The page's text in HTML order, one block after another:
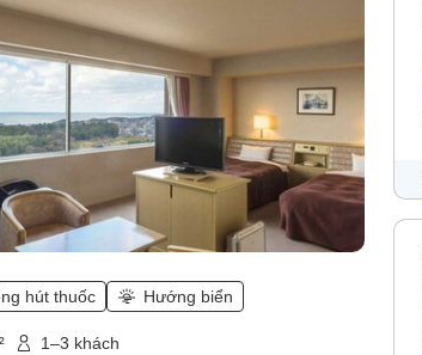
hút thuốc Hướng biển
1–3 khách